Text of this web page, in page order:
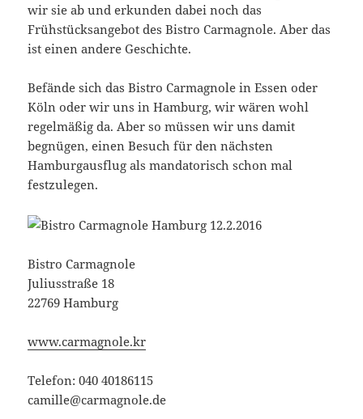
wir sie ab und erkunden dabei noch das
Frühstücksangebot des Bistro Carmagnole. Aber das
ist einen andere Geschichte.
Befände sich das Bistro Carmagnole in Essen oder
Köln oder wir uns in Hamburg, wir wären wohl
regelmäßig da. Aber so müssen wir uns damit
begnügen, einen Besuch für den nächsten
Hamburgausflug als mandatorisch schon mal
festzulegen.
Bistro Carmagnole
Juliusstraße 18
22769 Hamburg
www.carmagnole.kr
Telefon: 040 40186115
camille@carmagnole.de